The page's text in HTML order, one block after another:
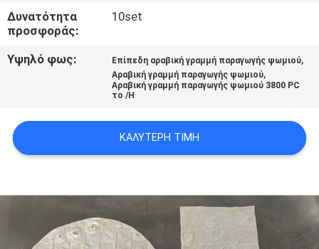
ΖΗΤΉΣΤΕ
ΜΙΑ
SITEMAP
POLICY
Δυνατότητα
προσφοράς:
10set
Υψηλό φως: Επίπεδη αραβική γραμμή παραγωγής ψωμιού,
Αραβική γραμμή παραγωγής ψωμιού,
Αραβική γραμμή παραγωγής ψωμιού 3800 PC
το /H
ΚΑΛΎΤΕΡΗ ΤΙΜΉ